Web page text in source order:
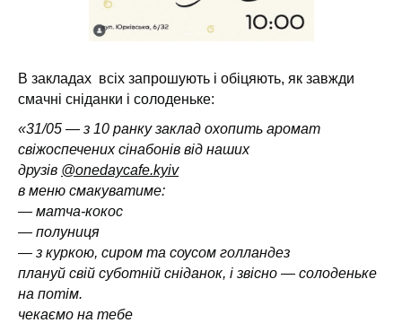
В закладах всіх запрошують і обіцяють, як завжди
смачні сніданки і солоденьке:
«31/05 — з 10 ранку заклад охопить аромат
свіжоспечених сінабонів від наших
друзів @onedaycafe.kyiv
в меню смакуватиме:
— матча-кокос
— полуниця
— з куркою, сиром та соусом голландез
плануй свій суботній сніданок, і звісно — солоденьке
на потім.
чекаємо на тебе